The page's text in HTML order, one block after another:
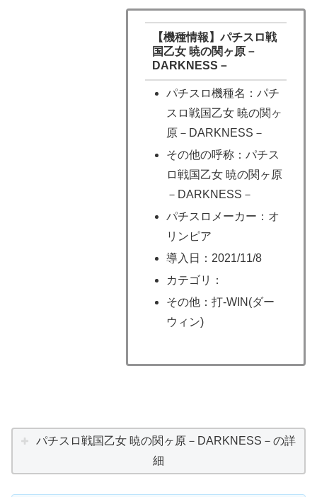
【機種情報】パチスロ戦
国乙女 暁の関ヶ原－
DARKNESS－
パチスロ機種名：パチ
スロ戦国乙女 暁の関ヶ
原－DARKNESS－
その他の呼称：パチス
ロ戦国乙女 暁の関ヶ原
－DARKNESS－
パチスロメーカー：オ
リンピア
導入日：2021/11/8
カテゴリ：
その他：打-WIN(ダー
ウィン)
パチスロ戦国乙女 暁の関ヶ原－DARKNESS－の詳
細